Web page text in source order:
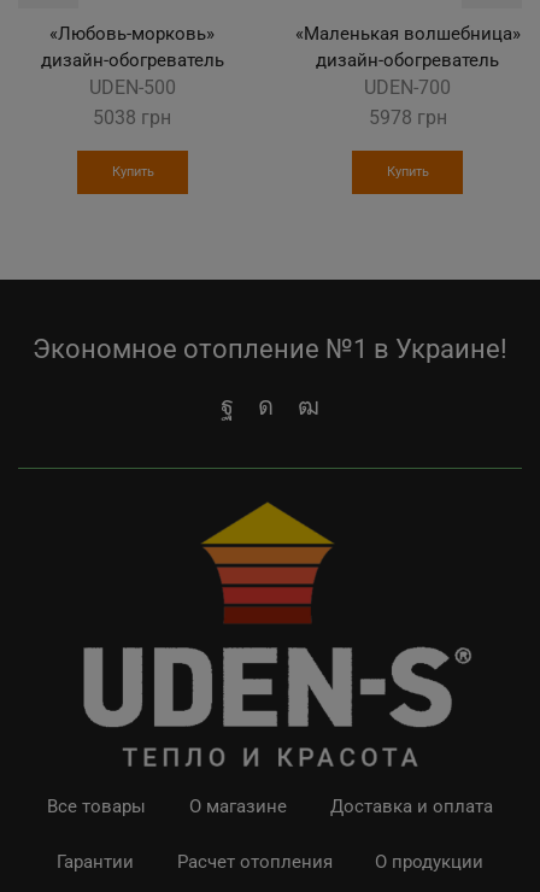
«Любовь-морковь»
дизайн-обогреватель
UDEN-500
5038 грн
Купить
«Маленькая волшебница»
дизайн-обогреватель
UDEN-700
5978 грн
Купить
Экономное отопление №1 в Украине!
Все товары О магазине Доставка и оплата
Гарантии Расчет отопления О продукции